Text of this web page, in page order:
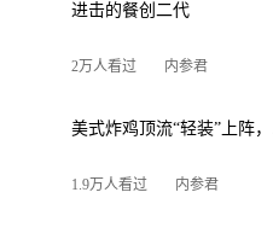
进击的餐创二代
2万人看过 内参君
美式炸鸡顶流“轻装”上阵
1.9万人看过 内参君